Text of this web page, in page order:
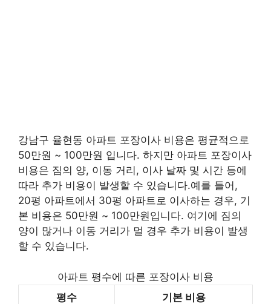
강남구 율현동 아파트 포장이사 비용은 평균적으로
50만원 ~ 100만원 입니다. 하지만 아파트 포장이사
비용은 짐의 양, 이동 거리, 이사 날짜 및 시간 등에
따라 추가 비용이 발생할 수 있습니다.예를 들어,
20평 아파트에서 30평 아파트로 이사하는 경우, 기
본 비용은 50만원 ~ 100만원입니다. 여기에 짐의
양이 많거나 이동 거리가 멀 경우 추가 비용이 발생
할 수 있습니다.
아파트 평수에 따른 포장이사 비용
평수
기본 비용